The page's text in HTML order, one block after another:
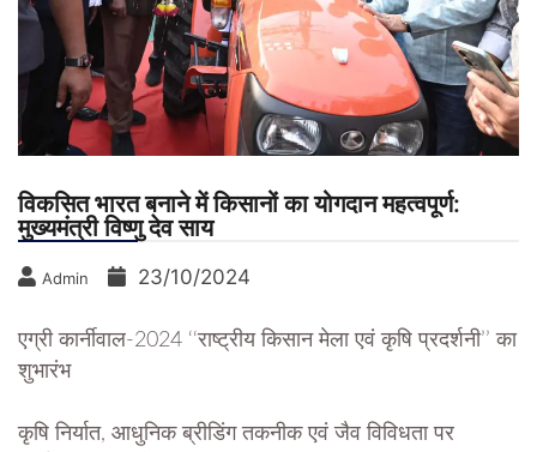
विकसित भारत बनाने में किसानों का योगदान महत्वपूर्ण:
मुख्यमंत्री विष्णु देव साय
Admin 23/10/2024
एग्री कार्नीवाल-2024 ‘‘राष्ट्रीय किसान मेला एवं कृषि प्रदर्शनी’’ का
शुभारंभ
कृषि निर्यात, आधुनिक ब्रीडिंग तकनीक एवं जैव विविधता पर